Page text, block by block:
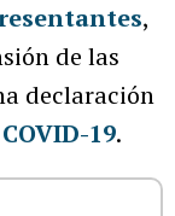
,
de las
declaración
COVID-19.